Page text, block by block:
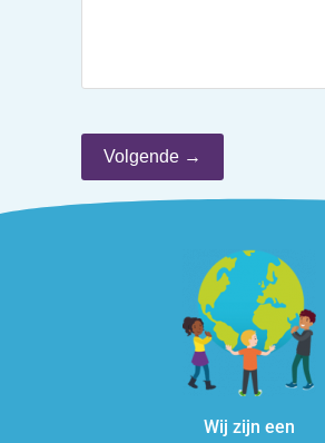
Volgende →
Wij zijn een